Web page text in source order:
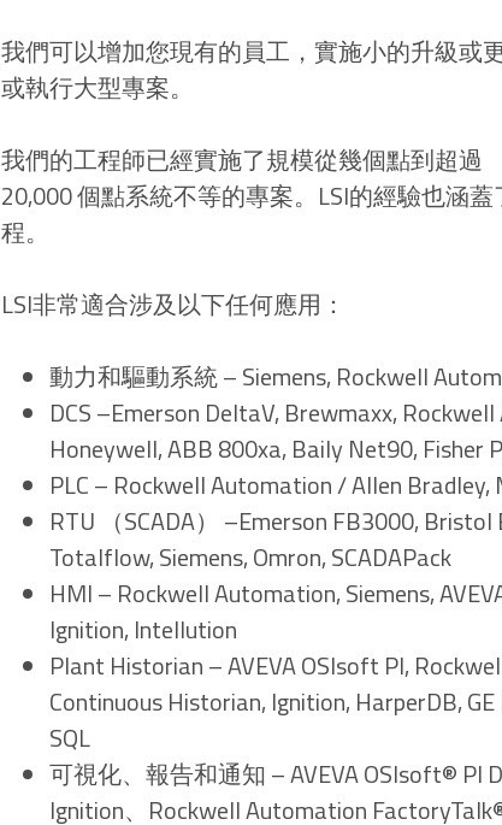
我們可以增加您現有的員工，實施小的升級或
或執行大型專案。
我們的工程師已經實施了規模從幾個點到超過
20,000 個點系統不等的專案。LSI的經驗也涵
程。
LSI非常適合涉及以下任何應用：
動力和驅動系統 – Siemens, Rockwell
DCS –Emerson DeltaV, Brewmaxx,
Honeywell, ABB 800xa, Baily Net90, Fisher
PLC – Rockwell Automation / Allen Bradley,
RTU （SCADA） –Emerson FB3000,
Totalflow, Siemens, Omron, SCADAPack
HMI – Rockwell Automation, Siemens,
Ignition, Intellution
Plant Historian – AVEVA OSIsoft PI,
Continuous Historian, Ignition, HarperDB,
SQL
可視化、報告和通知 – AVEVA OSIsoft® PI
Ignition、Rockwell Automation